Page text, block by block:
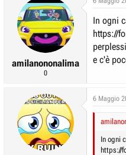
amilanononalima
0
In ogni
https://
e c'è
6 Maggio
In ogni
https://